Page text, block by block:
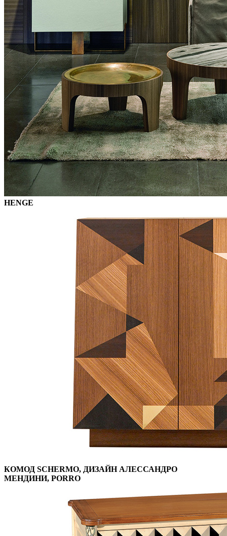
HENGE
КОМОД SCHERMO, ДИЗАЙН АЛЕССАНДРО
МЕНДИНИ, PORRO